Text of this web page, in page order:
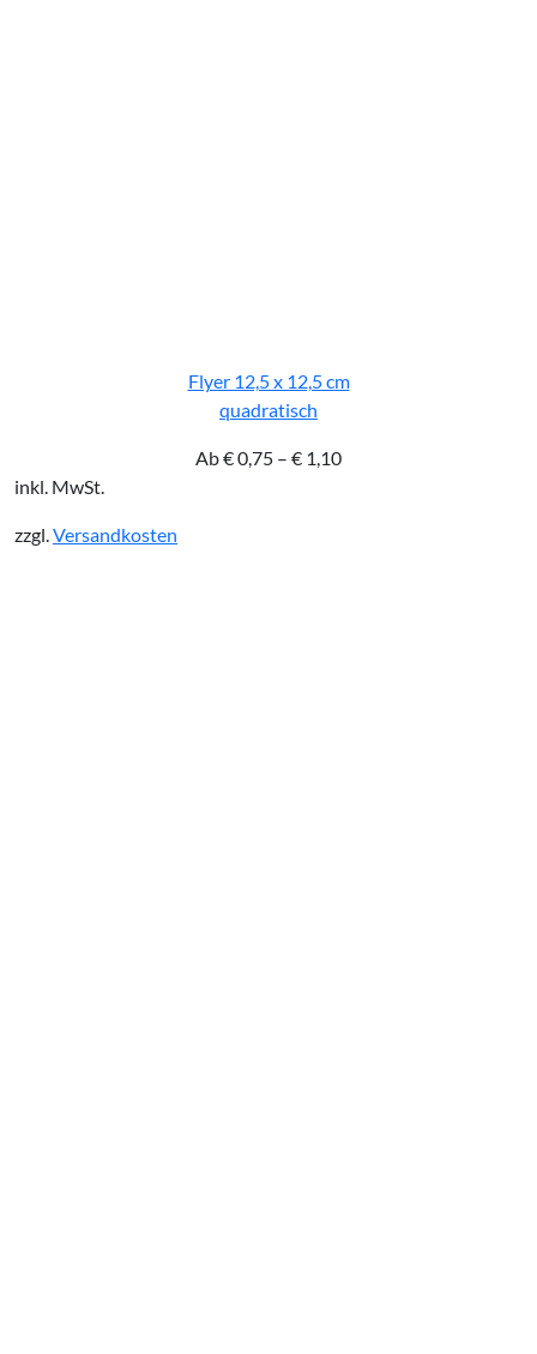
Flyer 12,5 x 12,5 cm
quadratisch
Ab€0,75 – € 1,10
inkl. MwSt.
zzgl.Versandkosten